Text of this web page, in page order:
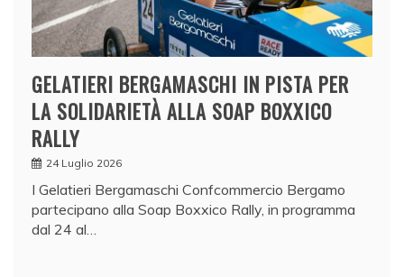
GELATIERI BERGAMASCHI IN PISTA PER
LA SOLIDARIETÀ ALLA SOAP BOXXICO
RALLY
24 Luglio 2026
I Gelatieri Bergamaschi Confcommercio Bergamo
partecipano alla Soap Boxxico Rally, in programma
dal 24 al…